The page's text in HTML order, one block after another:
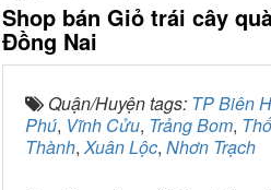
Shop bán Giỏ trái cây
Đồng Nai
Quận/Huyện tags: TP Biên
Phú, Vĩnh Cửu, Trảng Bom,
Thành,Xuân Lộc, Nhơn Trạch